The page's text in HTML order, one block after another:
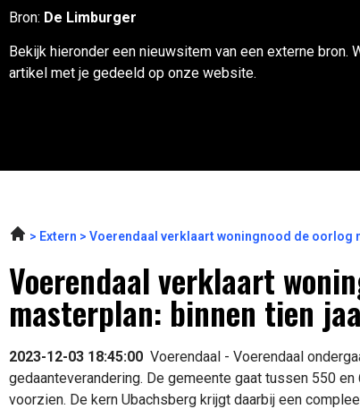
Bron: De Limburger
Bekijk hieronder een nieuwsitem van een externe bron.
artikel met je gedeeld op onze website.
Extern Voerendaal verklaart woningnood de oorlog
Voerendaal verklaart
masterplan: binnen tien
2023-12-03 18:45:00 Voerendaal - Voerendaal
gedaanteverandering. De gemeente gaat tussen 550
voorzien. De kern Ubachsberg krijgt daarbij een